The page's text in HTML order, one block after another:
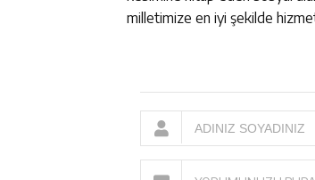
milletimize en iyi şekilde